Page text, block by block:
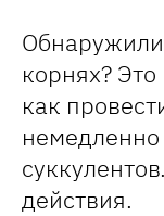
корнях?
как
действия.